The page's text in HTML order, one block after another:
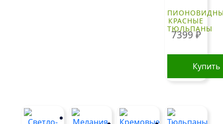
КРАСНЫЕ
ТЮЛЬПАНЫ
7399₽
Купить